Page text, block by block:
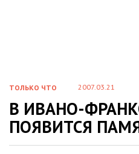
ТОЛЬКО ЧТО 2007.03.21
В ИВАНО-
ПОЯВИТСЯ